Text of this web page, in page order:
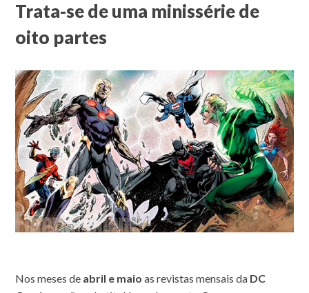
Trata-se de uma minissérie de
oito partes
Nos meses de abril e maio as revistas mensais da DC